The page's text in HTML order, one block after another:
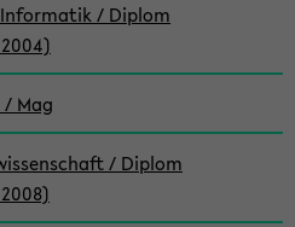
/ Diplom
Mag
/ Diplom